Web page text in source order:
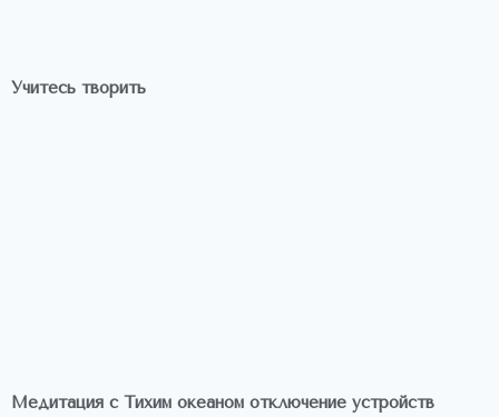
Учитесь творить
Медитация с Тихим океаном отключение устройств